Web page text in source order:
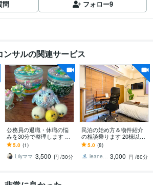
問 フォロー9
サルの関連サービス
公務員の退職・休職の悩
みを30分で整理します 実
際に悩み、行動した経験
をもとに現実的にお伝え
します
5.0 (1)
Lilyママ 3,500 円 /30分
民泊の始め方＆物件紹介
の相談乗ります 20棟以上
の民泊を手掛けたノウハ
ウを実態とともにお伝え
します
5.0 (8)
leaneve 3,000 円 /60分